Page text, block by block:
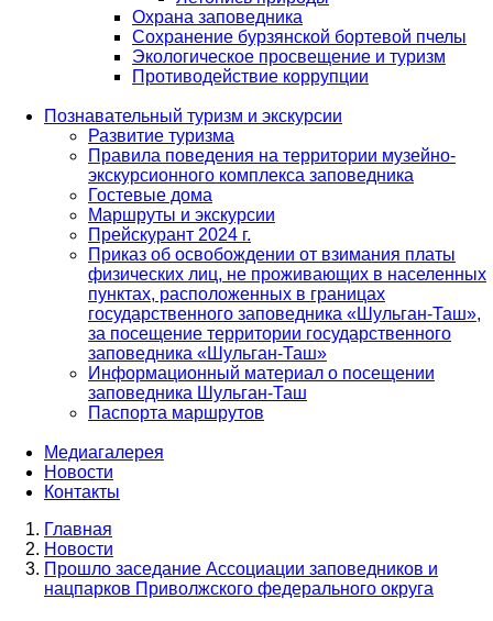
Охрана заповедника
Сохранение бурзянской бортевой пчелы
Экологическое просвещение и туризм
Противодействие коррупции
Познавательный туризм и экскурсии
Развитие туризма
Правила поведения на территории музейно-
экскурсионного комплекса заповедника
Гостевые дома
Маршруты и экскурсии
Прейскурант 2024 г.
Приказ об освобождении от взимания платы
физических лиц, не проживающих в населенных
пунктах, расположенных в границах
государственного заповедника «Шульган-Таш»,
за посещение территории государственного
заповедника «Шульган-Таш»
Информационный материал о посещении
заповедника Шульган-Таш
Паспорта маршрутов
Медиагалерея
Новости
Контакты
Строка
навигации
Главная
Новости
Прошло заседание Ассоциации заповедников и
нацпарков Приволжского федерального округа